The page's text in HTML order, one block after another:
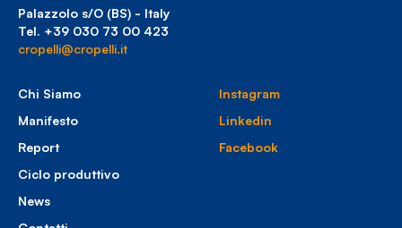
Palazzolo s/O (BS) - Italy
Tel. +39 030 73 00 423
cropelli@cropelli.it
Chi Siamo
Manifesto
Report
Ciclo produttivo
News
Instagram
Linkedin
Facebook